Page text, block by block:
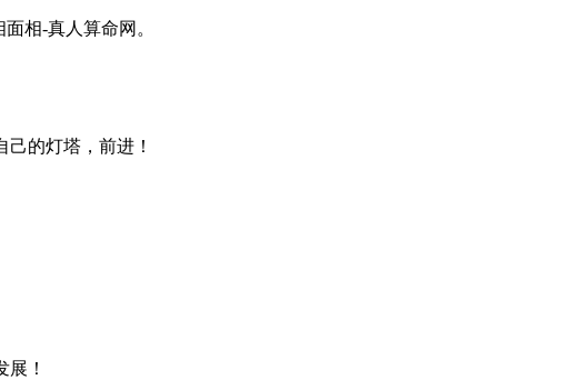
相-真人算命网。
的灯塔，前进！
！